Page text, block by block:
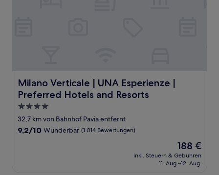
Milano Verticale | UNA Esperienze |
Preferred Hotels and Resorts
Milano Verticale | UNA Esperienze | Preferred Hotels
4.0-
Sterne-
Unterkunft
32,7 km von Bahnhof Pavia entfernt
9.2
9,2/10 Wunderbar (1.014 Bewertungen)
Der
Preis
beträgt
188 €
inkl. Steuern & Gebühren
11. Aug.–12. Aug.